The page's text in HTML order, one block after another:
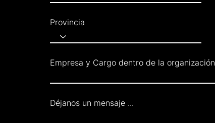
Provincia
Empresa y Cargo dentro de la organización
Déjanos un mensaje ...